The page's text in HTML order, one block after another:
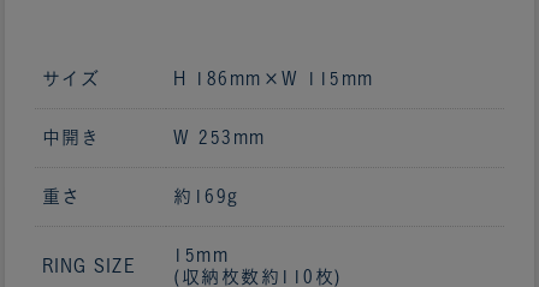
サイズ H 186mm×W 115mm
中開き W 253mm
重さ 約169g
RING SIZE
15mm
(収納枚数約110枚)